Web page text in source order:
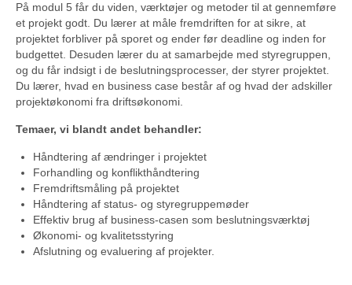
På modul 5 får du viden, værktøjer og metoder til at gennemføre
et projekt godt. Du lærer at måle fremdriften for at sikre, at
projektet forbliver på sporet og ender før deadline og inden for
budgettet. Desuden lærer du at samarbejde med styregruppen,
og du får indsigt i de beslutningsprocesser, der styrer projektet.
Du lærer, hvad en business case består af og hvad der adskiller
projektøkonomi fra driftsøkonomi.
Temaer, vi blandt andet behandler:
Håndtering af ændringer i projektet
Forhandling og konflikthåndtering
Fremdriftsmåling på projektet
Håndtering af status- og styregruppemøder
Effektiv brug af business-casen som beslutningsværktøj
Økonomi- og kvalitetsstyring
Afslutning og evaluering af projekter.